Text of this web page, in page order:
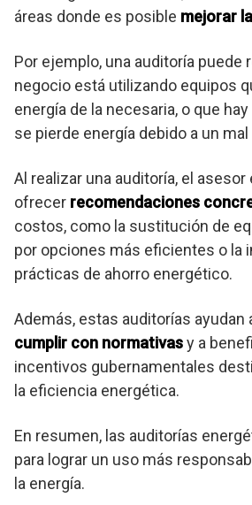
áreas donde es posible mejorar
Por ejemplo, una auditoría puede
negocio está utilizando equipos
energía de la necesaria, o que
se pierde energía debido a un
Al realizar una auditoría, el
ofrecer recomendaciones
costos, como la sustitución de
por opciones más eficientes o la
prácticas de ahorro energético.
Además, estas auditorías ayudan
cumplir con normativasy a
incentivos gubernamentales
la eficiencia energética.
En resumen, las auditorías
para lograr un uso más
la energía.